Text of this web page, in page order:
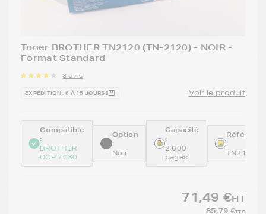
Toner BROTHER TN2120 (TN-2120) - NOIR -
Format Standard
3 avis
EXPÉDITION : 6 À 15 JOURS Voir le produit
Compatible
:
BROTHER
DCP 7030
Option
:
Noir
Capacité
:
2 600
pages
:
TN2120
71,49 €HT
85,79 €TTC